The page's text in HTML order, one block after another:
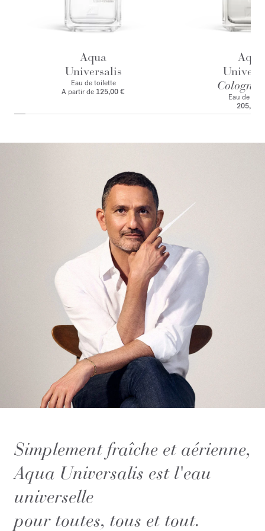
Aqua
Universalis
Eau de toilette
A partir de 125,00 €
Aqua
Cologne
Eau de
205,00 €
Simplement fraîche et aérienne,
Aqua Universalis est l'eau
universelle
pour toutes, tous et tout.